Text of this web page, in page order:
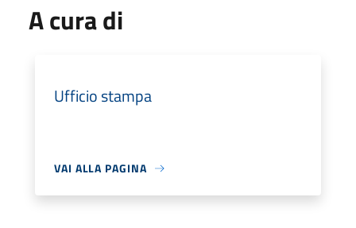
A cura di
Ufficio stampa
VAI ALLA PAGINA